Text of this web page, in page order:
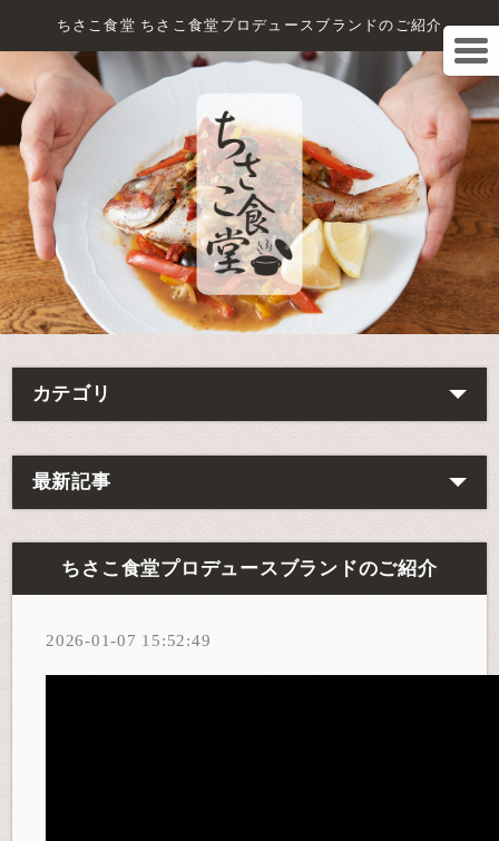
ちさこ食堂 ちさこ食堂プロデュースブランドのご紹介
カテゴリ
最新記事
ちさこ食堂プロデュースブランドのご紹介
2026-01-07 15:52:49